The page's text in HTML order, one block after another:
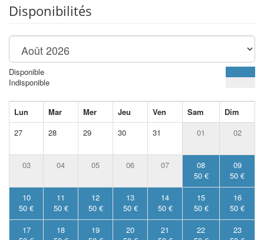
Disponibilités
Disponible
Indisponible
Lun Mar Mer Jeu Ven Sam
Dim
27
28 29 30 31 01 02
03 04 05 06 07
08
50 €
09
50 €
10
50 €
11
50 €
12
50 €
13
50 €
14
50 €
15
50 €
16
50 €
17
18
19
20
21
22
23